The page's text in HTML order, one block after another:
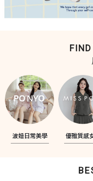
波妞日常美學 優雅質感